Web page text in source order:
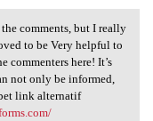
all the
comments, but I really
to be Very helpful to
commenters here! It’s
not only be informed,
link alternatif